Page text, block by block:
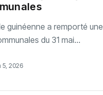
guinéenne a remporté
du 31 mai...
5, 2026